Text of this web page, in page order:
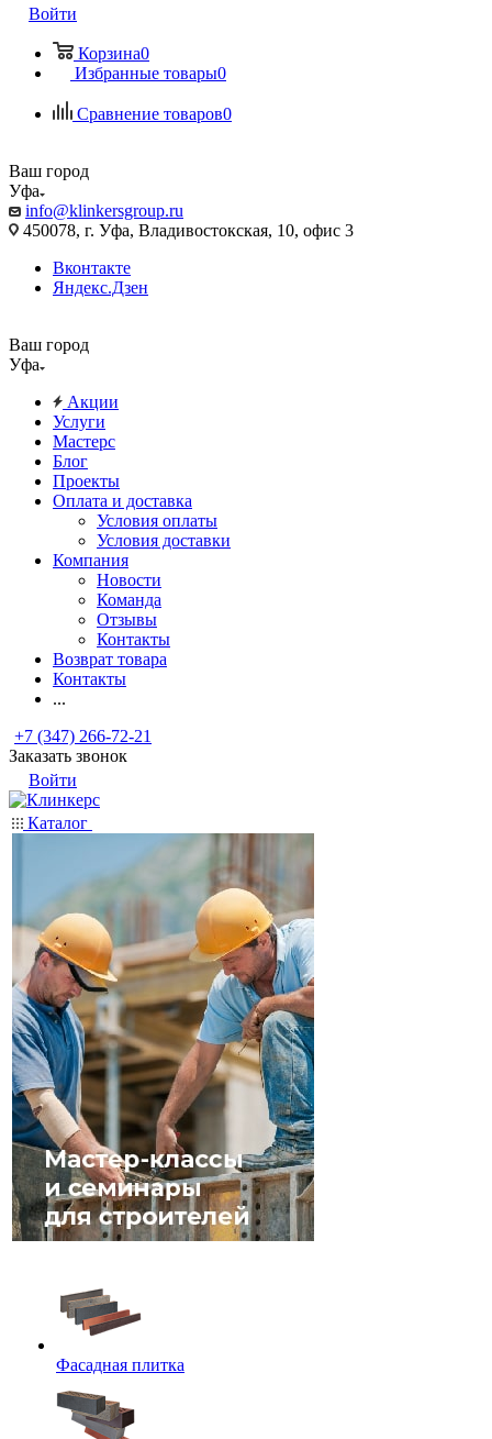
Войти
Корзина0
Избранные товары0
Сравнение товаров0
Ваш город
Уфа
info@klinkersgroup.ru
450078, г. Уфа, Владивостокская, 10, офис 3
Вконтакте
Яндекс.Дзен
Ваш город
Уфа
Акции
Услуги
Мастерс
Блог
Проекты
Оплата и доставка
Условия оплаты
Условия доставки
Компания
Новости
Команда
Отзывы
Контакты
Возврат товара
Контакты
...
+7 (347) 266-72-21
Заказать звонок
Войти
Каталог
Фасадная плитка